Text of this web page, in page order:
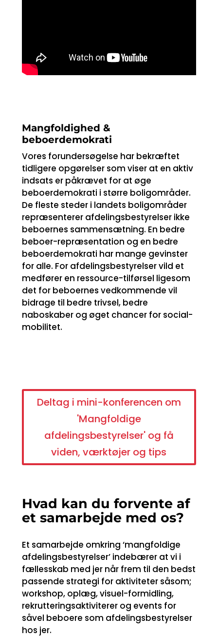
Mangfoldighed &
beboerdemokrati
Vores forundersøgelse har bekræftet
tidligere opgørelser som viser at en aktiv
indsats er påkrævet for at øge
beboerdemokrati i større boligområder.
De fleste steder i landets boligområder
repræsenterer afdelingsbestyrelser ikke
beboernes sammensætning. En bedre
beboer-repræsentation og en bedre
beboerdemokrati har mange gevinster
for alle. For afdelingsbestyrelser vild et
medfører en ressource-tilførsel ligesom
det for beboernes vedkommende vil
bidrage til bedre trivsel, bedre
naboskaber og øget chancer for social-
mobilitet.
Deltag i mini-konferencen om
'Mangfoldige
afdelingsbestyrelser' og få
viden, værktøjer og tips
Hvad kan du forvente af
et samarbejde med os?
Et samarbejde omkring ‘mangfoldige
afdelingsbestyrelser’ indebærer at vi i
fællesskab med jer når frem til den bedst
passende strategi for aktiviteter såsom;
workshop, oplæg, visuel-formidling,
rekrutteringsaktiviterer og events for
såvel beboere som afdelingsbestyrelser
hos jer.